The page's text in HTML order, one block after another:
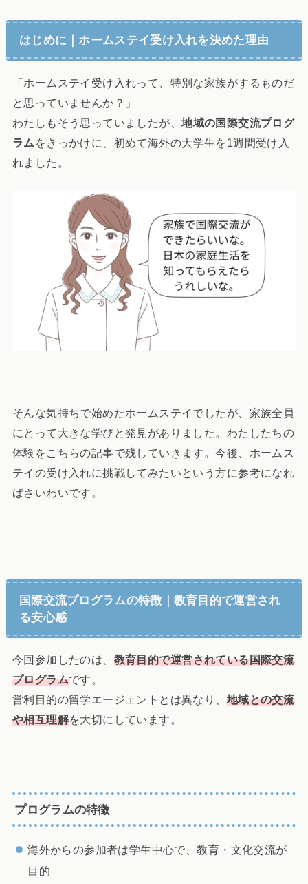
はじめに｜ホームステイ受け入れを決めた理由
「ホームステイ受け入れって、特別な家族がするものだ
と思っていませんか？」
わたしもそう思っていましたが、地域の国際交流プログ
ラム をきっかけに、初めて海外の大学生を1週間受け入
れました。
そんな気持ちで始めたホームステイでしたが、家族全員
にとって大きな学びと発見がありました。わたしたちの
体験をこちらの記事で残していきます。今後、ホームス
テイの受け入れに挑戦してみたいという方に参考になれ
ばさいわいです。
国際交流プログラムの特徴｜教育目的で運営され
る安心感
今回参加したのは、 教育目的で運営されている国際交流
プログラムです。
営利目的の留学エージェントとは異なり、 地域との交流
や相互理解を大切にしています。
プログラムの特徴
海外からの参加者は学生中心で、教育・文化交流が
目的